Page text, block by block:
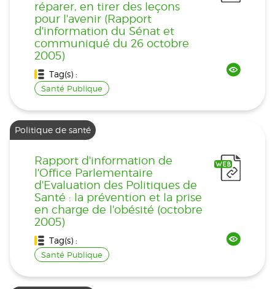
réparer, en tirer des leçons
pour l'avenir (Rapport
d'information du Sénat et
communiqué du 26 octobre
2005)
Tag(s) :
Santé Publique
Politique de santé
Rapport d'information de
l'Office Parlementaire
d'Evaluation des Politiques de
Santé : la prévention et la prise
en charge de l'obésité (octobre
2005)
Tag(s) :
Santé Publique